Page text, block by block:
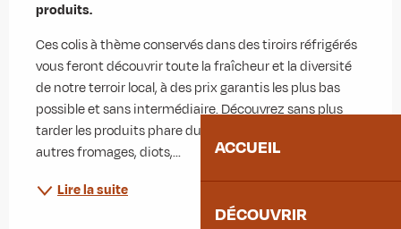
ACCUEIL
DÉCOUVRIR
produits.
Ces colis à thème conservés dans des tiroirs réfrigérés
vous feront découvrir toute la fraîcheur et la diversité
de notre terroir local, à des prix garantis les plus bas
possible et sans intermédiaire. Découvrez sans plus
tarder les produits phare du territoire : Beaufort et
autres fromages, diots,...
Lire la suite